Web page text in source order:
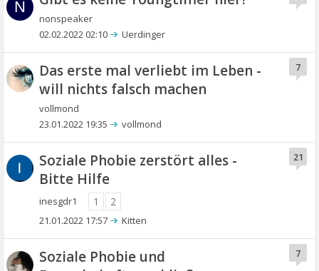
N
nonspeaker
02.02.2022 02:10 Uerdinger
Das erste mal verliebt im Leben -
will nichts falsch machen
vollmond
7
23.01.2022 19:35 vollmond
Soziale Phobie zerstört alles -
Bitte Hilfe
inesgdr1 1 2
21
21.01.2022 17:57 Kitten
Soziale Phobie und
7